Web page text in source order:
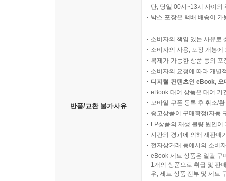
단, 당일 00시~13시 사이의
박스 포장은 택배 배송이
반품/교환 불가사유
소비자의 책임 있는 사유로
소비자의 사용, 포장 개봉
복제가 가능한 상품 등의
소비자의 요청에 따라 개별
디지털 컨텐츠인 eBook,
eBook 대여 상품은 대여 기
모바일 쿠폰 등록 후 취소/
중고상품이 구매확정(자동
LP상품의 재생 불량 원인
시간의 경과에 의해 재판매
전자상거래 등에서의 소비
eBook 세트 상품은 일괄 구
1개의 상품으로 취급 및 판
우, 세트 상품 전부 및 세트